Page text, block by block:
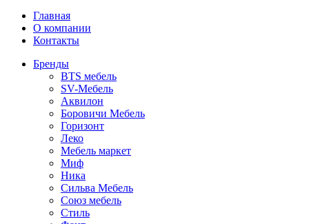
Главная
О компании
Контакты
Бренды
BTS мебель
SV-Мебель
Аквилон
Боровичи Мебель
Горизонт
Леко
Мебель маркет
Миф
Ника
Сильва Мебель
Союз мебель
Стиль